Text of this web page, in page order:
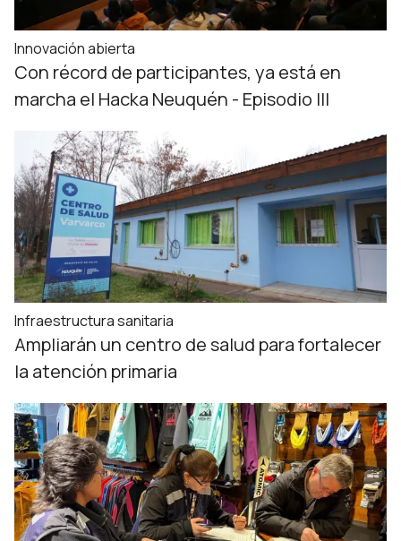
Innovación abierta
Con récord de participantes, ya está en
marcha el Hacka Neuquén - Episodio III
Infraestructura sanitaria
Ampliarán un centro de salud para fortalecer
la atención primaria